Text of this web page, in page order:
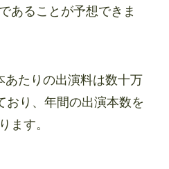
あることが予想できま
あたりの出演料は数十万
おり、年間の出演本数を
ます。